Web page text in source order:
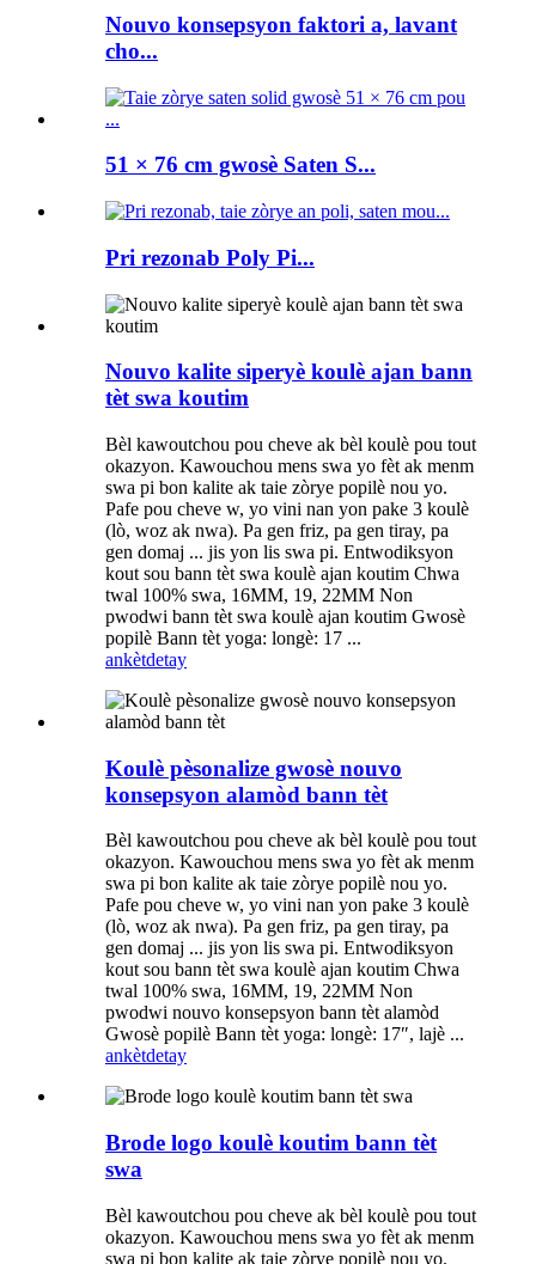
Nouvo konsepsyon faktori a, lavant
cho...
51 × 76 cm gwosè Saten S...
Pri rezonab Poly Pi...
Nouvo kalite siperyè koulè ajan bann
tèt swa koutim
Bèl kawoutchou pou cheve ak bèl koulè pou tout
okazyon. Kawouchou mens swa yo fèt ak menm
swa pi bon kalite ak taie zòrye popilè nou yo.
Pafe pou cheve w, yo vini nan yon pake 3 koulè
(lò, woz ak nwa). Pa gen friz, pa gen tiray, pa
gen domaj ... jis yon lis swa pi. Entwodiksyon
kout sou bann tèt swa koulè ajan koutim Chwa
twal 100% swa, 16MM, 19, 22MM Non
pwodwi bann tèt swa koulè ajan koutim Gwosè
popilè Bann tèt yoga: longè: 17 ...
ankètdetay
Koulè pèsonalize gwosè nouvo
konsepsyon alamòd bann tèt
Bèl kawoutchou pou cheve ak bèl koulè pou tout
okazyon. Kawouchou mens swa yo fèt ak menm
swa pi bon kalite ak taie zòrye popilè nou yo.
Pafe pou cheve w, yo vini nan yon pake 3 koulè
(lò, woz ak nwa). Pa gen friz, pa gen tiray, pa
gen domaj ... jis yon lis swa pi. Entwodiksyon
kout sou bann tèt swa koulè ajan koutim Chwa
twal 100% swa, 16MM, 19, 22MM Non
pwodwi nouvo konsepsyon bann tèt alamòd
Gwosè popilè Bann tèt yoga: longè: 17″, lajè ...
ankètdetay
Brode logo koulè koutim bann tèt
swa
Bèl kawoutchou pou cheve ak bèl koulè pou tout
okazyon. Kawouchou mens swa yo fèt ak menm
swa pi bon kalite ak taie zòrye popilè nou yo.